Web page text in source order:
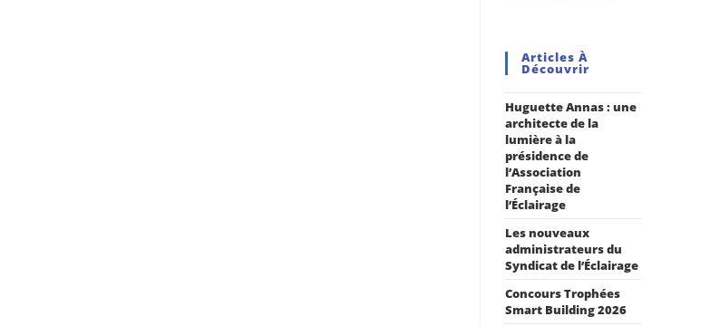
Articles À
Découvrir
Huguette Annas : une
architecte de la
lumière à la
présidence de
l’Association
Française de
l’Éclairage
Les nouveaux
administrateurs du
Syndicat de l’Éclairage
Concours Trophées
Smart Building 2026